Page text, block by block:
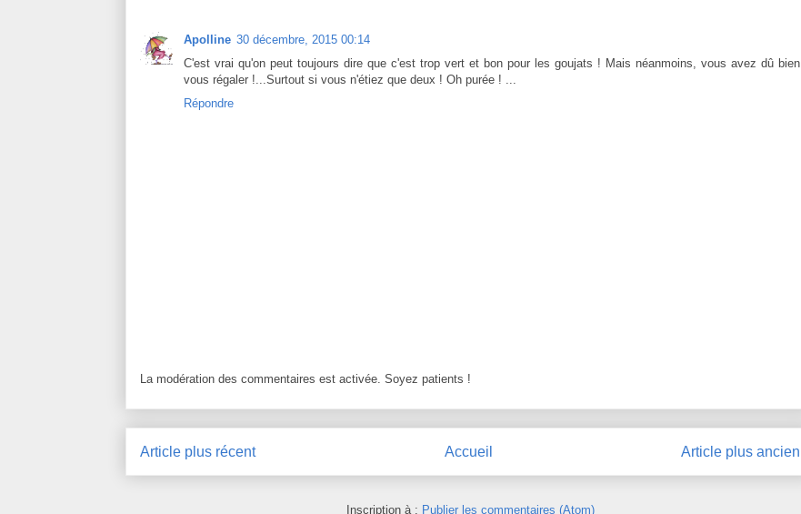
Apolline 30 décembre, 2015 00:14
C'est vrai qu'on peut toujours dire que c'est trop vert et bon pour les goujats ! Mais néanmoins, vous avez dû bien
vous régaler !...Surtout si vous n'étiez que deux ! Oh purée ! ...
Répondre
La modération des commentaires est activée. Soyez patients !
Article plus récent Article plus ancien
Accueil
Inscription à : Publier les commentaires (Atom)